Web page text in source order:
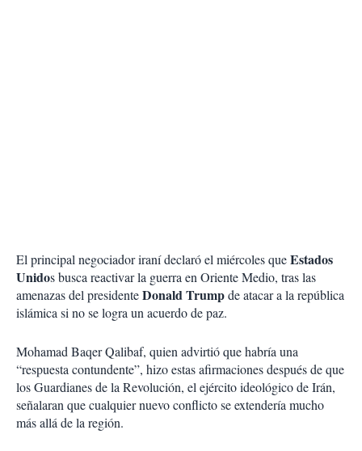
El principal negociador iraní declaró el miércoles queEstados
Unidos busca reactivar la guerra en Oriente Medio, tras las
amenazas del presidenteDonald Trumpde atacar a la república
islámica si no se logra un acuerdo de paz.
Mohamad Baqer Qalibaf, quien advirtió que habría una
“respuesta contundente”, hizo estas afirmaciones después de que
los Guardianes de la Revolución, el ejército ideológico de Irán,
señalaran que cualquier nuevo conflicto se extendería mucho
más allá de la región.